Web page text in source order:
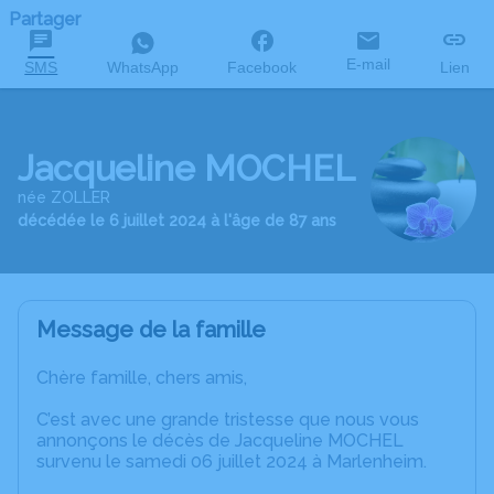
Partager
SMS WhatsApp Facebook E-mail Lien
Jacqueline MOCHEL
née ZOLLER
décédée le 6 juillet 2024 à l'âge de 87 ans
Message de la famille
Chère famille, chers amis,
C’est avec une grande tristesse que nous vous
annonçons le décès de Jacqueline MOCHEL
survenu le samedi 06 juillet 2024 à Marlenheim.